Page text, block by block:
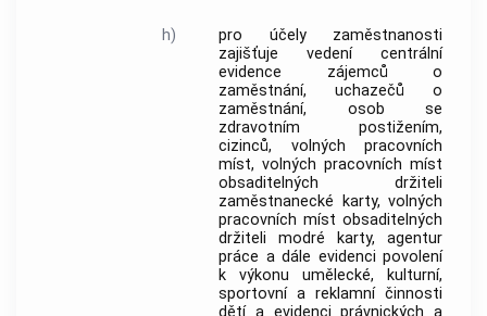
h)
pro účely zaměstnanosti
zajišťuje vedení centrální
evidence zájemců o
zaměstnání, uchazečů o
zaměstnání, osob se
zdravotním postižením,
cizinců, volných pracovních
míst,volných pracovních míst
obsaditelných držiteli
zaměstnanecké karty, volných
pracovních míst obsaditelných
držiteli modré karty, agentur
práce a dále evidenci povolení
k výkonu umělecké, kulturní,
sportovní a reklamní činnosti